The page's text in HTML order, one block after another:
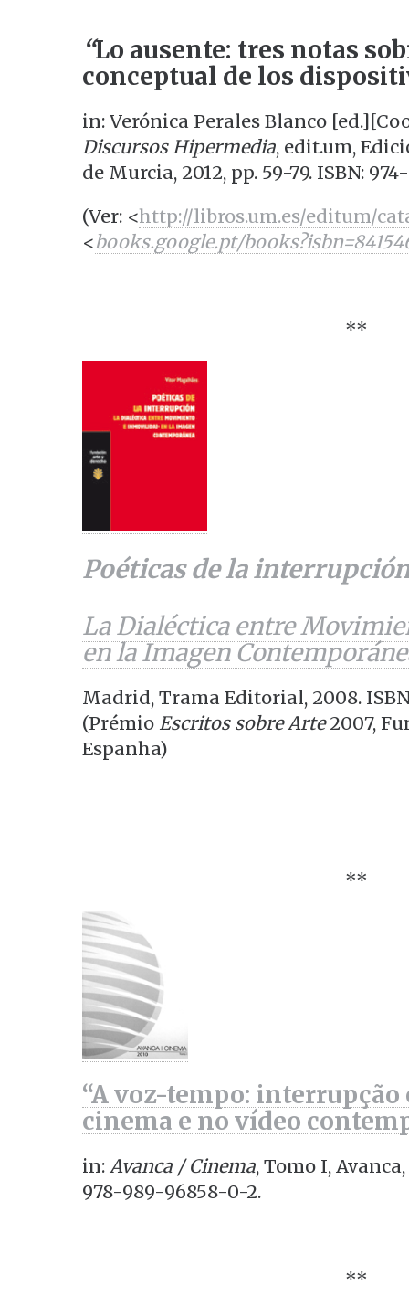
“Lo ausente: tres notas
conceptual de los
in: Verónica Perales Blanco
Discursos Hipermedia, edit.um,
de Murcia, 2012, pp. 59-79. ISBN:
(Ver: <http://libros.um.es/editum/
<books.google.pt/
**
Poéticas de la
La Dialéctica entre
en la Imagen
Madrid, Trama Editorial, 2008.
(Prémio Escritos sobre Arte2007,
Espanha)
**
“A voz-tempo:
cinema e no vídeo
in: Avanca / Cinema, Tomo I, Avanca,
978-989-96858-0-2.
**